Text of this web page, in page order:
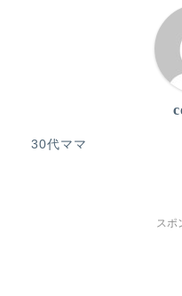
30代ママ
スポ